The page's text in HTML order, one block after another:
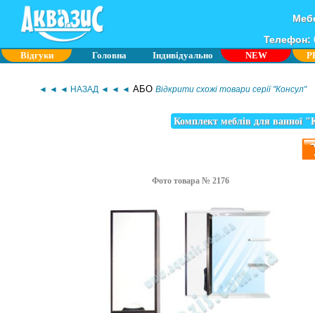
Телефон:
Відгуки Головна Індивідуально NEW
◄ ◄ ◄ НАЗАД ◄ ◄ ◄ АБО Відкрити схожі товари серії "Консул"
Комплект меблів для ванної
Фото товара № 2176